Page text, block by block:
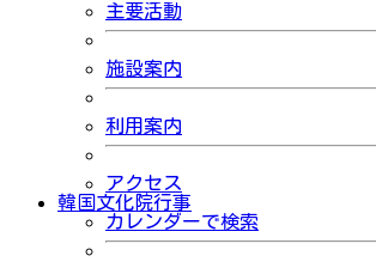
主要活動
施設案内
利用案内
アクセス
韓国文化院行事
カレンダーで検索